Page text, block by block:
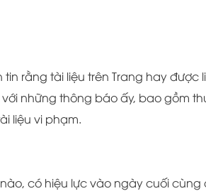
rằng tài liệu trên Trang hay được
những thông báo ấy, bao gồm
liệu vi phạm.
có hiệu lực vào ngày cuối